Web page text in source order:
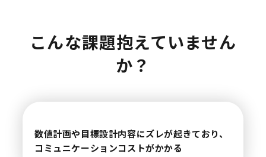
こんな課題抱えていません
か？
数値計画や目標設計内容にズレが起きており、
コミュニケーションコストがかかる